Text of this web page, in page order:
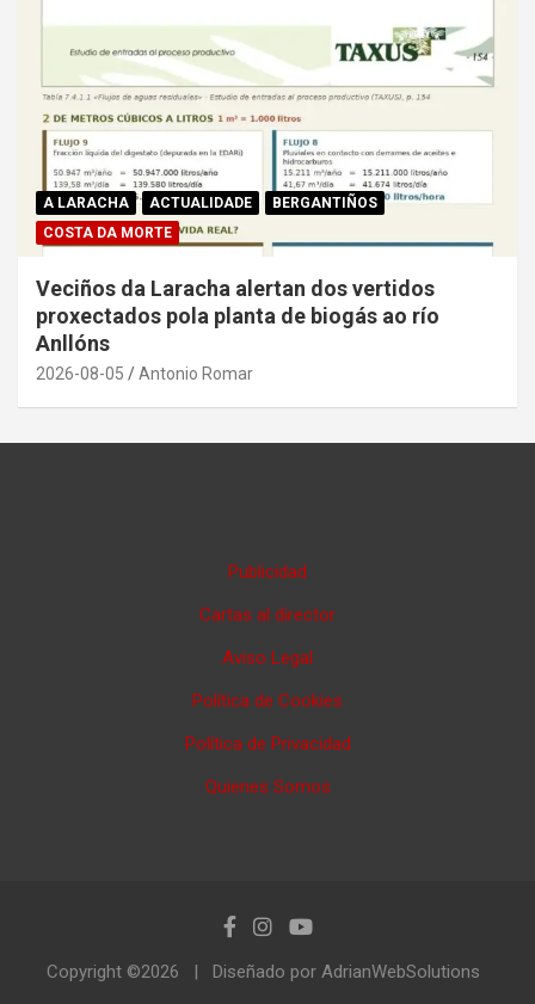
A LARACHA ACTUALIDADE
BERGANTIÑOS
COSTA DA MORTE
Veciños da Laracha alertan dos vertidos
proxectados pola planta de biogás ao río
Anllóns
2026-08-05 Antonio Romar
Publicidad
Cartas al director
Aviso Legal
Política de Cookies
Política de Privacidad
Quienes Somos
Copyright ©2026 Diseñado por AdrianWebSolutions